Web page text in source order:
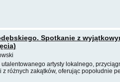
Spotkanie z
artysty lokalnego,
różnych zakątków, oferując popołudnie